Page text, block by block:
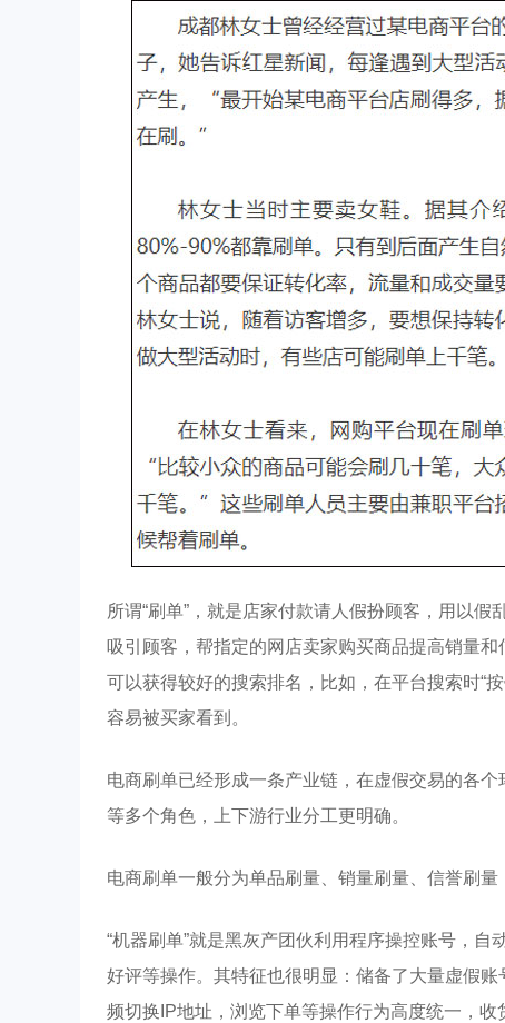
所谓“刷单”，就是店家付款请人假扮顾客，用以
吸引顾客，帮指定的网店卖家购买商品提高销量
可以获得较好的搜索排名，比如，在平台搜索时“
容易被买家看到。
电商刷单已经形成一条产业链，在虚假交易的各
等多个角色，上下游行业分工更明确。
电商刷单一般分为单品刷量、销量刷量、信誉刷量
“机器刷单”就是黑灰产团伙利用程序操控账号，自
好评等操作。其特征也很明显：储备了大量虚假
频切换IP地址，浏览下单等操作行为高度统一，